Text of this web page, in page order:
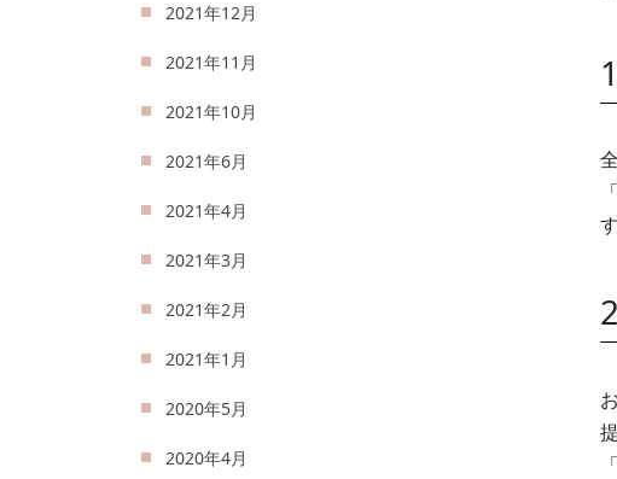
2021年12月
2021年11月
2021年10月
2021年6月
2021年4月
2021年3月
2021年2月
2021年1月
2020年5月
2020年4月